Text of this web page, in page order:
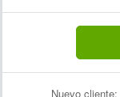
Nuevo cliente: